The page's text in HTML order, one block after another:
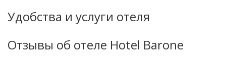
Удобства и услуги отеля
Отзывы об отеле Hotel Barone